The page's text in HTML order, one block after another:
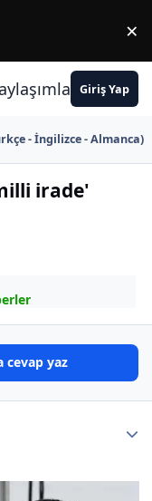
×
Giriş Yap
- İngilizce - Almanca)
irade'
cevap yaz